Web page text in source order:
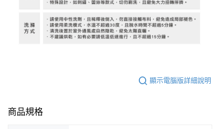
顯示電腦版詳細說明
商品規格